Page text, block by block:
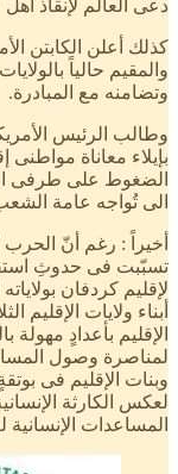
دعى العالم لإنقاذ
كذلك أعلن الكابتن
والمقيم حالياً
وتضامنه مع المبادرة.
وطالب الرئيس
بإيلاء معاناة
الضغوط على طرفى
الى تُواجه عامة
أخيراً : رغم أنّ الحرب
تسبّبت فى حدوثِ
لإقليم كردفان
أبناء ولايات
الإقليم بأعدادٍ مهولة
لمناصرة وصول
وبنات الإقليم فى
لعكس الكارثة
المساعدات الإنسانية